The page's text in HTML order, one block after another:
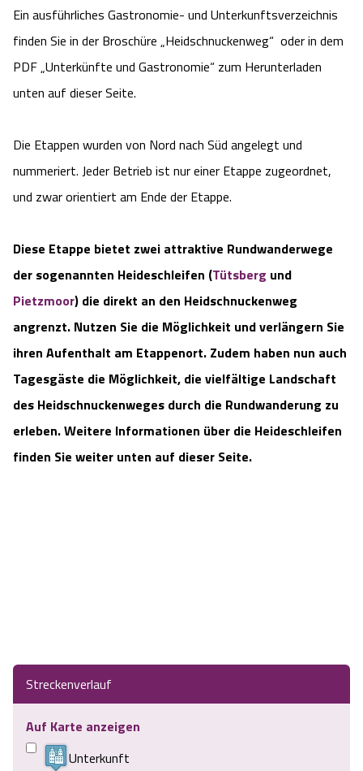
Ein ausführliches Gastronomie- und Unterkunftsverzeichnis
finden Sie in der Broschüre „Heidschnuckenweg“ oder in dem
PDF „Unterkünfte und Gastronomie“ zum Herunterladen
unten auf dieser Seite.
Die Etappen wurden von Nord nach Süd angelegt und
nummeriert. Jeder Betrieb ist nur einer Etappe zugeordnet,
und zwar orientiert am Ende der Etappe.
Diese Etappe bietet zwei attraktive Rundwanderwege
der sogenannten Heideschleifen (Tütsberg und
Pietzmoor) die direkt an den Heidschnuckenweg
angrenzt. Nutzen Sie die Möglichkeit und verlängern Sie
ihren Aufenthalt am Etappenort. Zudem haben nun auch
Tagesgäste die Möglichkeit, die vielfältige Landschaft
des Heidschnuckenweges durch die Rundwanderung zu
erleben. Weitere Informationen über die Heideschleifen
finden Sie weiter unten auf dieser Seite.
Streckenverlauf
Auf Karte anzeigen
Unterkunft